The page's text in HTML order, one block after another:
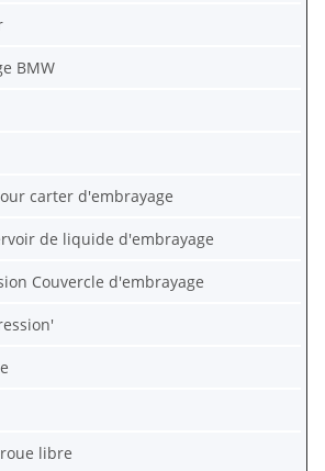
BMW
carter d'embrayage
de liquide d'embrayage
Couvercle d'embrayage
libre